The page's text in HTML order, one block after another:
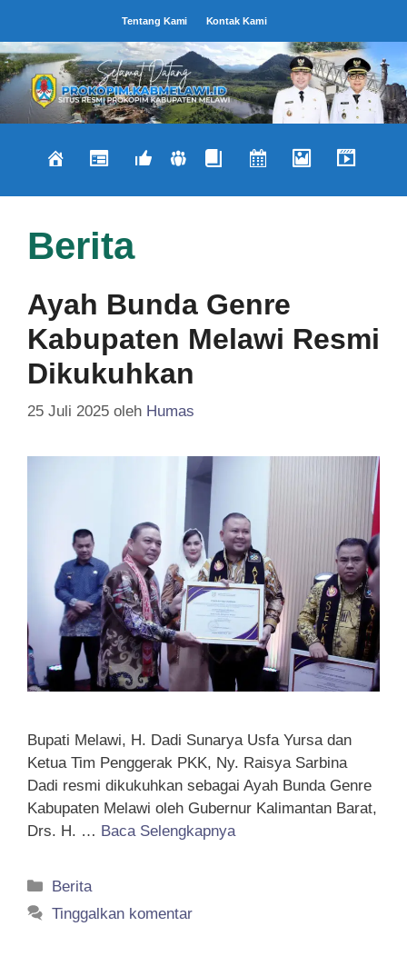
isi
Tentang Kami Kontak Kami
Berita
Ayah Bunda Genre
Kabupaten Melawi Resmi
Dikukuhkan
25 Juli 2025 oleh Humas
Bupati Melawi, H. Dadi Sunarya Usfa Yursa dan
Ketua Tim Penggerak PKK, Ny. Raisya Sarbina
Dadi resmi dikukuhkan sebagai Ayah Bunda Genre
Kabupaten Melawi oleh Gubernur Kalimantan Barat,
Drs. H. … Baca Selengkapnya
Kategori
Berita
Tinggalkan komentar